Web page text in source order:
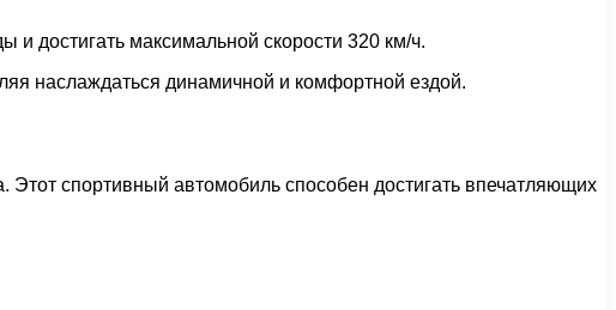
и достигать максимальной скорости 320 км/ч.
наслаждаться динамичной и комфортной ездой.
спортивный автомобиль способен достигать впечатляющих